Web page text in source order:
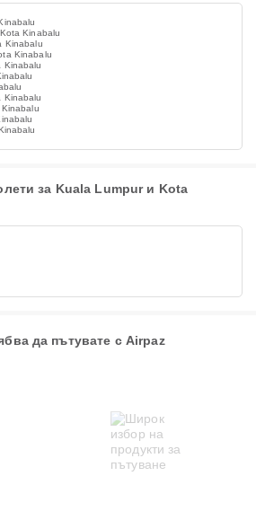
Kinabalu
Kinabalu
Kinabalu
Kinabalu
Kinabalu
за Kuala Lumpur и Kota
да пътувате с Airpaz